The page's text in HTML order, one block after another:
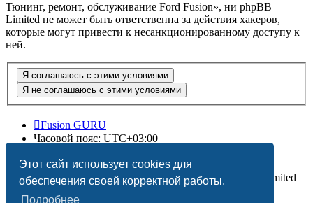
Этот сайт использует cookies для
обеспечения своей корректной работы.
Подробнее
Тюнинг, ремонт, обслуживание Ford Fusion», ни phpBB
Limited не может быть ответственна за действия хакеров,
которые могут привести к несанкционированному доступу к
ней.
Fusion GURU
Часовой пояс: UTC+03:00
Создано на основеphpBB® Forum Software © phpBB Limited